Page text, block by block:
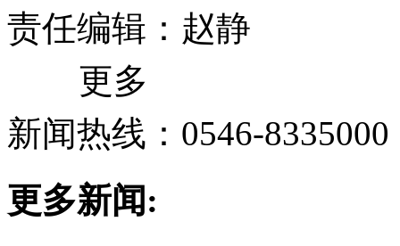
责任编辑：赵静
更多
新闻热线：0546-8335000
更多新闻: